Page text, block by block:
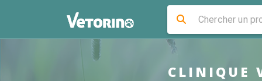
CLINIQUE